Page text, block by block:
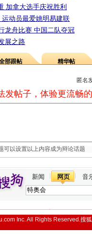
加拿大选手庆祝胜利
动员最爱姚明易建联
龙舟比赛 中国二队夺冠
展之路
部跟帖 精华帖
匿名
发帖子，体验更流畅
新闻 网页 音
Inc. All Rights Reserved.搜